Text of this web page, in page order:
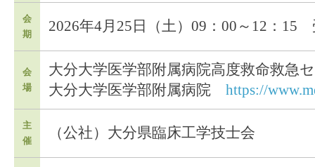
会
期
2026年4月25日（土）09：00～12：15
会
場
大分大学医学部附属病院高度救命救急
大分大学医学部附属病院 https://
主
催
（公社）大分県臨床工学技士会